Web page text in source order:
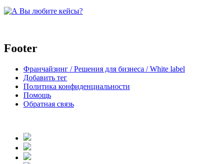
Footer
Франчайзинг / Решения для бизнеса / White label
Добавить тег
Политика конфиденциальности
Помощь
Обратная связь